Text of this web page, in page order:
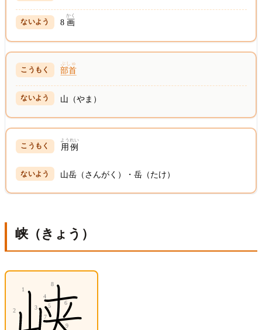
8 画
かく
部首
ぶしゅ
山（やま）
用例
ようれい
山岳（さんがく）・岳（たけ）
峡（きょう）